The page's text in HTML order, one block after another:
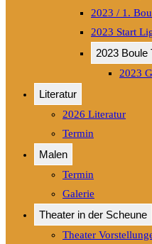
2023 / 1.
2023 Start
2023 Boule
2023
Literatur
2026 Literatur
Termin
Malen
Termin
Galerie
Theater in der Scheune
Theater